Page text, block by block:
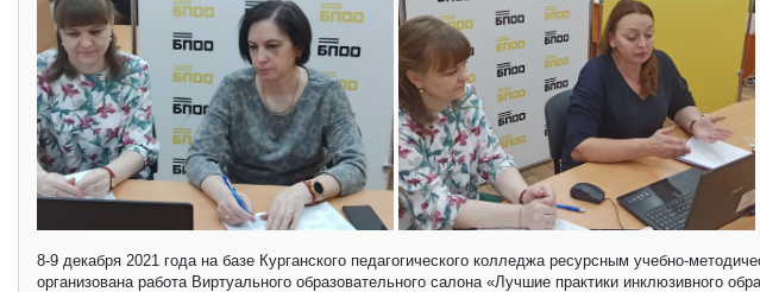
8-9 декабря 2021 года на базе Курганского педагогического колледжа ресурсным учебно-
организована работа Виртуального образовательного салона «Лучшие практики инклюзивного